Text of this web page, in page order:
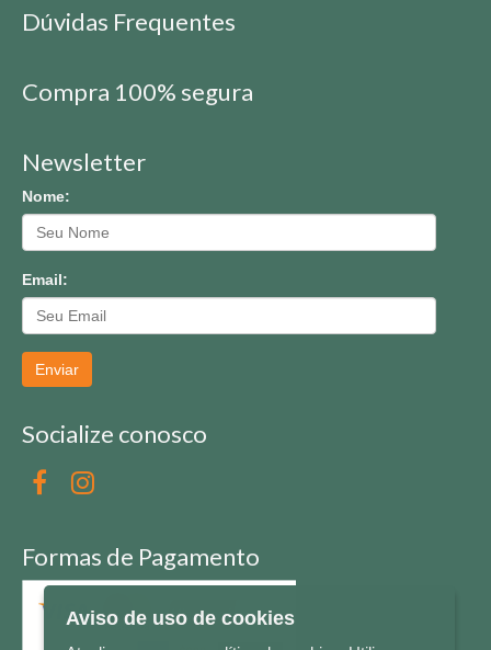
Dúvidas Frequentes
Compra 100% segura
Newsletter
Nome:
Email:
Enviar
Socialize conosco
Formas de Pagamento
Aviso de uso de cookies